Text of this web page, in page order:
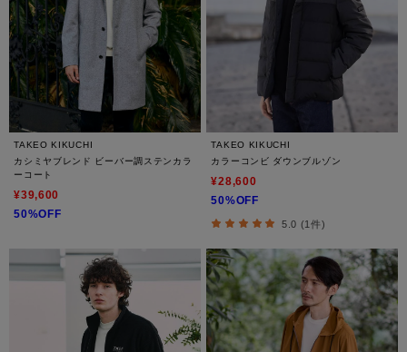
TAKEO KIKUCHI
カシミヤブレンド ビーバー調ステンカラ
ーコート
¥39,600
50%OFF
TAKEO KIKUCHI
カラーコンビ ダウンブルゾン
¥28,600
50%OFF
5.0 (1件)